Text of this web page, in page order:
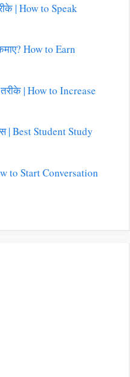
| How to Speak
How to Earn
| How to Increase
| Best Student Study
to Start Conversation